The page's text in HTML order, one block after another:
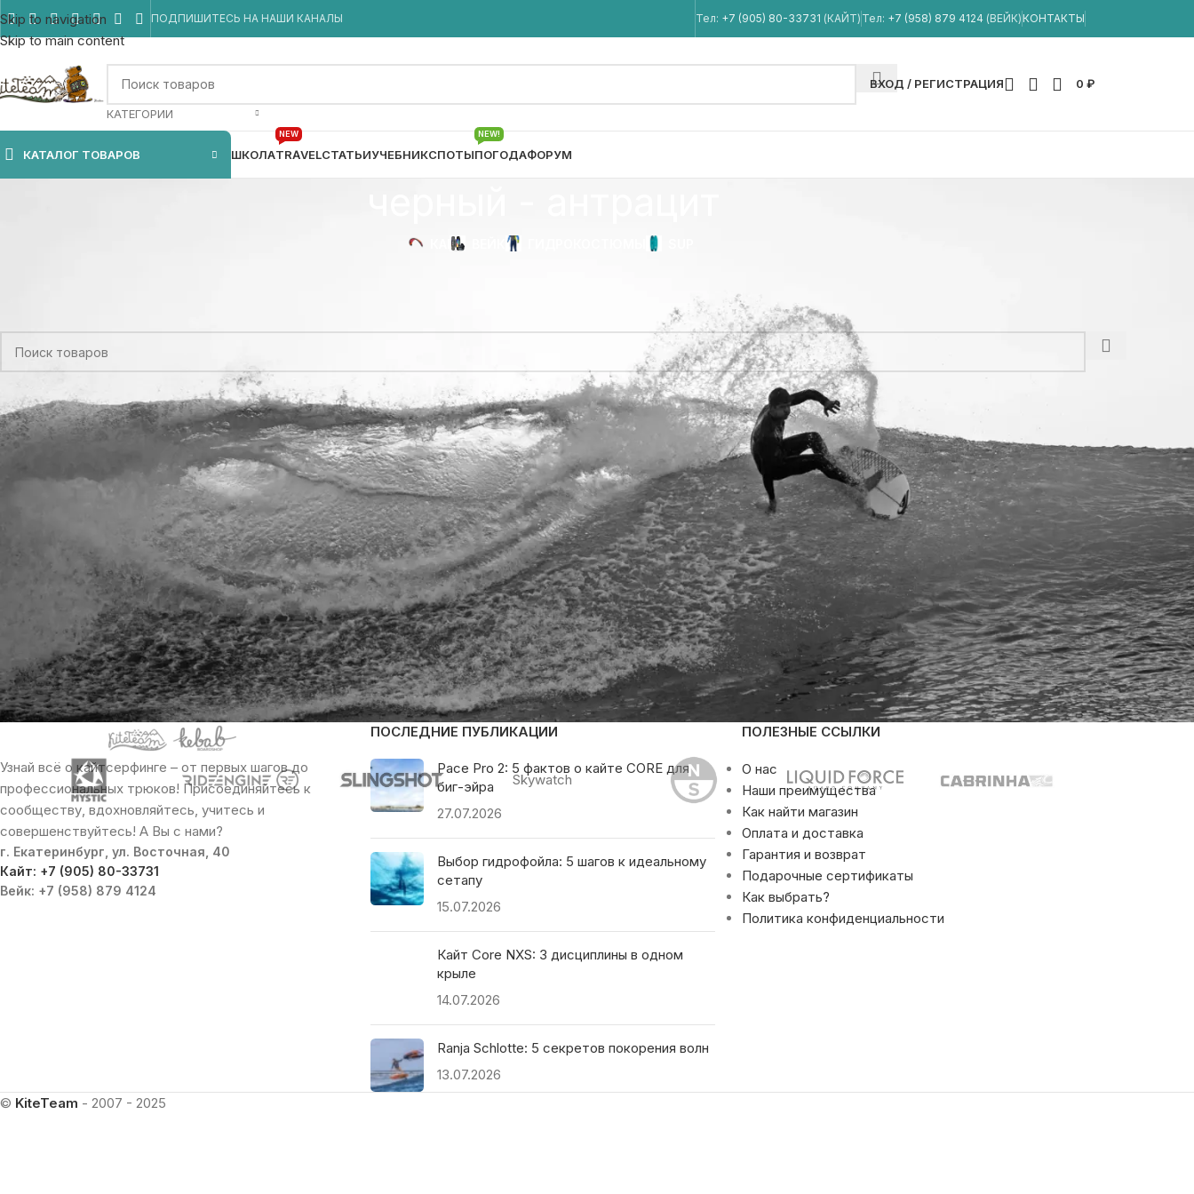
Skip to navigation
Skip to main content
ПОДПИШИТЕСЬ НА НАШИ КАНАЛЫ
Тел: +7 (905) 80-33731 (КАЙТ) Тел: +7 (958) 879 4124 (ВЕЙК) КОНТАКТЫ
КАТЕГОРИИ
ВХОД / РЕГИСТРАЦИЯ 0 ₽
КАТАЛОГ ТОВАРОВ ШКОЛАTRAVEL
NEW
СТАТЬИУЧЕБНИКСПОТЫПОГОДА
NEW!
ФОРУМ
КАЙТ
Skywatch
Узнай всё о кайтсерфинге – от первых шагов до
профессиональных трюков! Присоединяйтесь к
сообществу, вдохновляйтесь, учитесь и
совершенствуйтесь! А Вы с нами?
г. Екатеринбург, ул. Восточная, 40
Кайт: +7 (905) 80-33731
Вейк: +7 (958) 879 4124
ПОСЛЕДНИЕ ПУБЛИКАЦИИ
Pace Pro 2: 5 фактов о кайте CORE для
биг-эйра
27.07.2026
Выбор гидрофойла: 5 шагов к идеальному
сетапу
15.07.2026
Кайт Core NXS: 3 дисциплины в одном
крыле
14.07.2026
Ranja Schlotte: 5 секретов покорения волн
13.07.2026
ПОЛЕЗНЫЕ ССЫЛКИ
О нас
Наши преимущества
Как найти магазин
Оплата и доставка
Гарантия и возврат
Подарочные сертификаты
Как выбрать?
Политика конфиденциальности
© KiteTeam - 2007 - 2025